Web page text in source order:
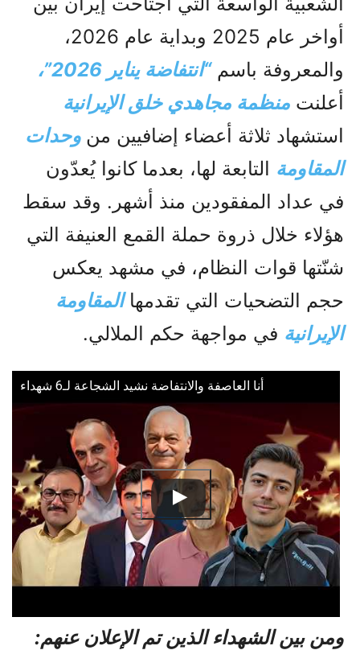
أواخر عام 2025 وبداية عام 2026،
والمعروفة باسم“انتفاضة يناير 2026”،
أعلنت منظمة مجاهدي خلق الإيرانية
استشهاد ثلاثة أعضاء إضافيين من وحدات
المقاومة التابعة لها، بعدما كانوا يُعدّون
في عداد المفقودين منذ أشهر. وقد سقط
هؤلاء خلال ذروة حملة القمع العنيفة التي
شنّتها قوات النظام، في مشهد يعكس
حجم التضحيات التي تقدمهاالمقاومة
الإيرانية في مواجهة حكم الملالي.
أنا العاصفة والانتفاضة نشيد الشجاعة لـ6 شهداء
ومن بين الشهداء الذين تم الإعلان عنهم: